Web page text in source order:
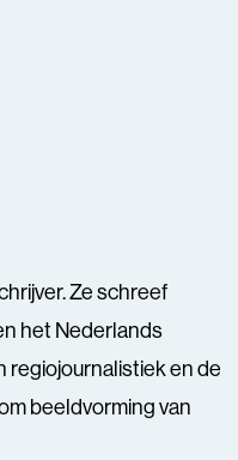
Ze schreef
het Nederlands
regiojournalistiek en de
beeldvorming van